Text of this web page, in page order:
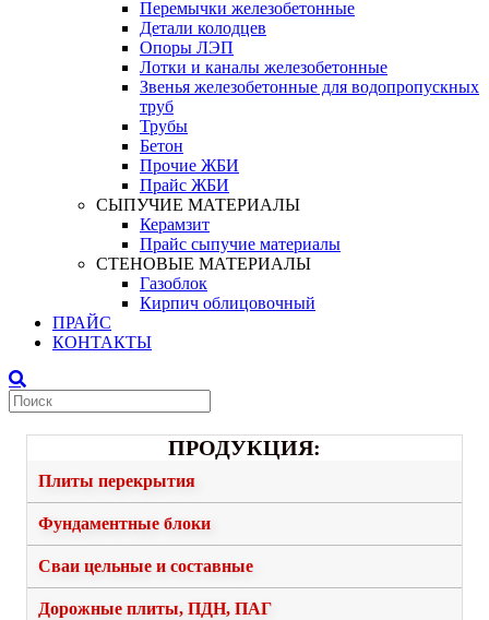
Перемычки железобетонные
Детали колодцев
Опоры ЛЭП
Лотки и каналы железобетонные
Звенья железобетонные для водопропускных
труб
Трубы
Бетон
Прочие ЖБИ
Прайс ЖБИ
СЫПУЧИЕ МАТЕРИАЛЫ
Керамзит
Прайс сыпучие материалы
СТЕНОВЫЕ МАТЕРИАЛЫ
Газоблок
Кирпич облицовочный
ПРАЙС
КОНТАКТЫ
ПРОДУКЦИЯ:
Плиты перекрытия
Фундаментные блоки
Сваи цельные и составные
Дорожные плиты, ПДН, ПАГ